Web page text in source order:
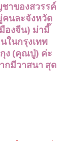
าของสวรรค์
คนละจังหวัด
องจีน) ม่ามี๊
ในกรุงเทพ
ง (คุณปู่) ค่ะ
กมีวาสนา สุด